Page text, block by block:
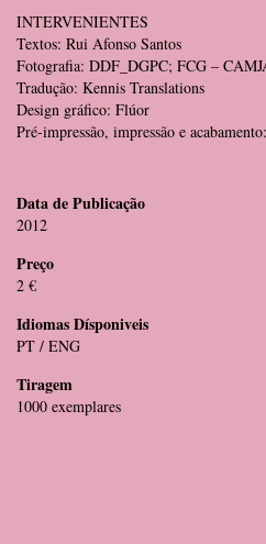
INTERVENIENTES
Textos: Rui Afonso Santos
Fotografia: DDF_DGPC; FCG –
Tradução: Kennis Translations
Design gráfico: Flúor
Pré-impressão, impressão e
Data de Publicação
2012
Preço
2 €
Idiomas Dísponiveis
PT / ENG
Tiragem
1000 exemplares